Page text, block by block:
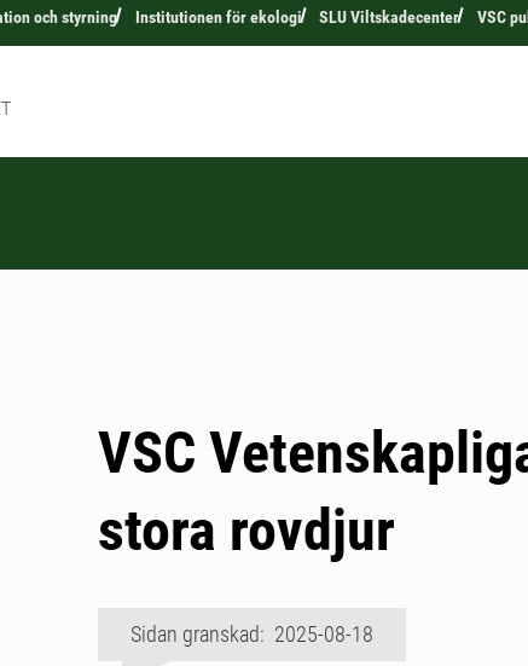
och styrning Institutionen för ekologi SLU Viltskadecenter VSC
VSC
stora rovdjur
Sidan granskad: 2025-08-18